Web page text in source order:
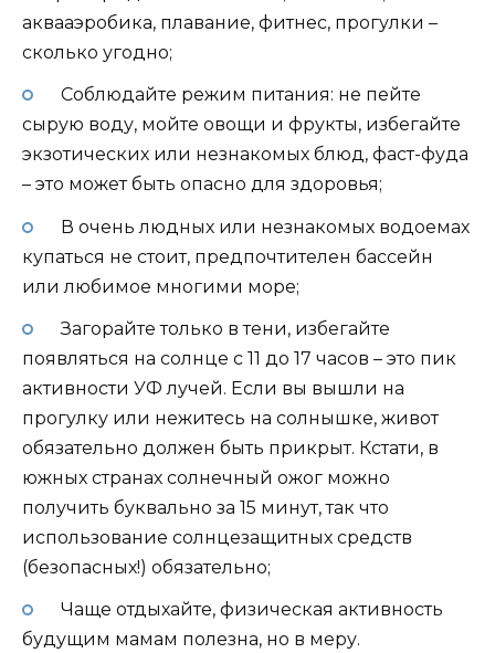
аквааэробика, плавание, фитнес, прогулки –
сколько угодно;
Соблюдайте режим питания: не пейте
сырую воду, мойте овощи и фрукты, избегайте
экзотических или незнакомых блюд, фаст-фуда
– это может быть опасно для здоровья;
В очень людных или незнакомых водоемах
купаться не стоит, предпочтителен бассейн
или любимое многими море;
Загорайте только в тени, избегайте
появляться на солнце с 11 до 17 часов – это пик
активности УФ лучей. Если вы вышли на
прогулку или нежитесь на солнышке, живот
обязательно должен быть прикрыт. Кстати, в
южных странах солнечный ожог можно
получить буквально за 15 минут, так что
использование солнцезащитных средств
(безопасных!) обязательно;
Чаще отдыхайте, физическая активность
будущим мамам полезна, но в меру.